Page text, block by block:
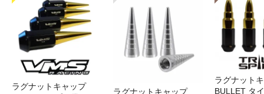
ラグナットキャップ
ラグナットキャップ
ラグナット
BULLET タ